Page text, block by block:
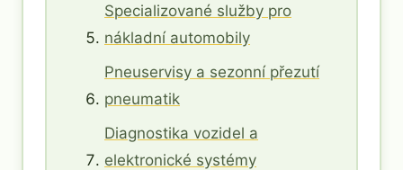
Specializované služby pro
nákladní automobily
Pneuservisy a sezonní přezutí
pneumatik
Diagnostika vozidel a
elektronické systémy